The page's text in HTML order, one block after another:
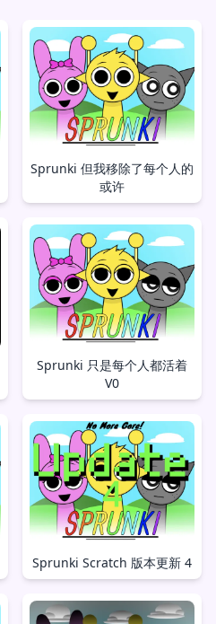
Sprunki 但我移除了每个人的
或许
Sprunki 只是每个人都活着
V0
Sprunki Scratch 版本更新 4